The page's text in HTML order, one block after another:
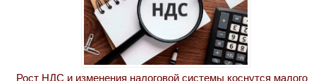
Рост НДС и изменения налоговой системы коснутся малого